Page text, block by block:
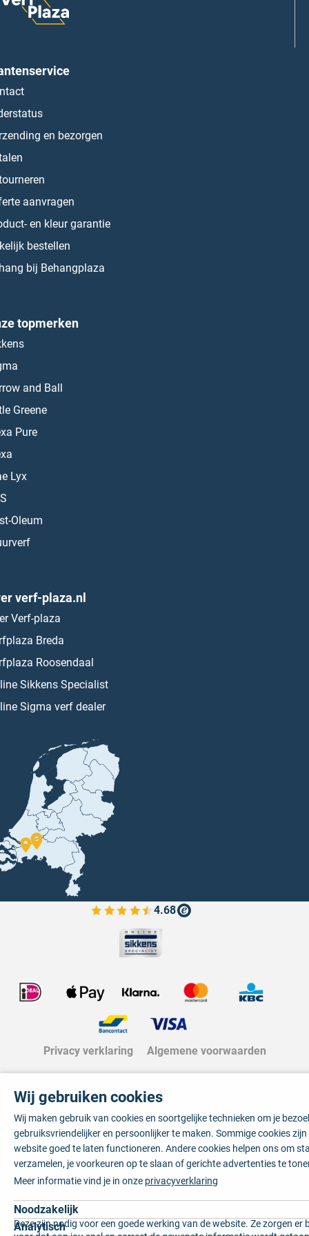
en bezorgen
aanvragen
en kleur garantie
bestellen
bij Behangplaza
topmerken
and Ball
Greene
Pure
Lyx
Oleum
verf-plaza.nl
Verf-plaza
Breda
Roosendaal
Sikkens Specialist
Sigma verf dealer
4.68
Bekijk de verfplaza beoordelingen
Privacy verklaring Algemene voorwaarden
Wij gebruiken cookies
Wij maken gebruik van cookies en soortgelijke technieken om je
gebruiksvriendelijker en persoonlijker te maken. Sommige cookies
website goed te laten functioneren. Andere cookies helpen ons om
verzamelen, je voorkeuren op te slaan of gerichte advertenties te
Meer informatie vind je in onze privacyverklaring
Noodzakelijk
Deze zijn nodig voor een goede werking van de website. Ze zorgen er
Analytisch